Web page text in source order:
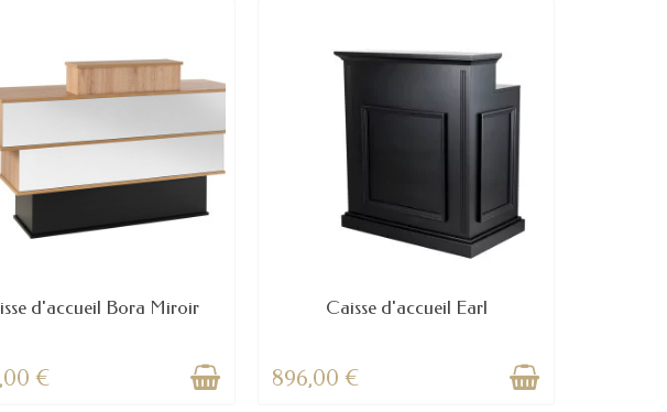
d'accueil Bora Miroir
€
Caisse d'accueil Earl
896,00 €